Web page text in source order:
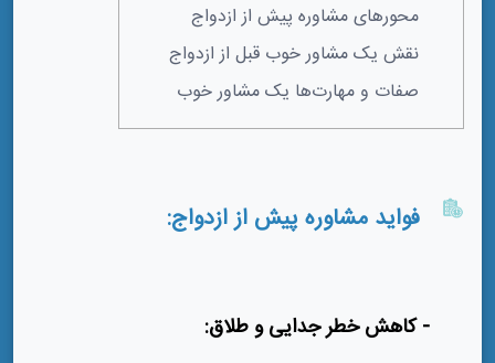
محورهای مشاوره پیش از ازدواج
نقش یک مشاور خوب قبل از ازدواج
صفات و مهارت‌ها یک مشاور خوب
فواید مشاوره پیش از ازدواج: